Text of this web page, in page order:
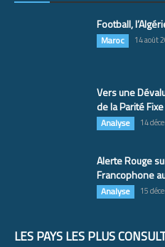
Football,
Maroc 14 août
Vers une
de la Parité Fixe
Analyse 14
Alerte Rouge
Francophone
Analyse 15
LES PAYS LES PLUS